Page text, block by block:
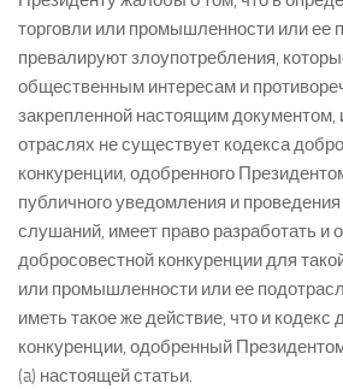
торговли или промышленности или ее
превалируют злоупотребления,
общественным интересам и
закрепленной настоящим документом,
отраслях не существует кодекса
конкуренции, одобренного
публичного уведомления и
слушаний, имеет право разработать и
добросовестной конкуренции для
или промышленности или ее
иметь такое же действие, что и кодекс
конкуренции, одобренный
(a) настоящей статьи.